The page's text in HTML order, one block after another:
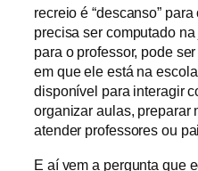
recreio é “descanso”
precisa ser computado
para o professor, pode
em que ele está na
disponível para interagir
organizar aulas, preparar
atender professores ou
E aí vem a pergunta que